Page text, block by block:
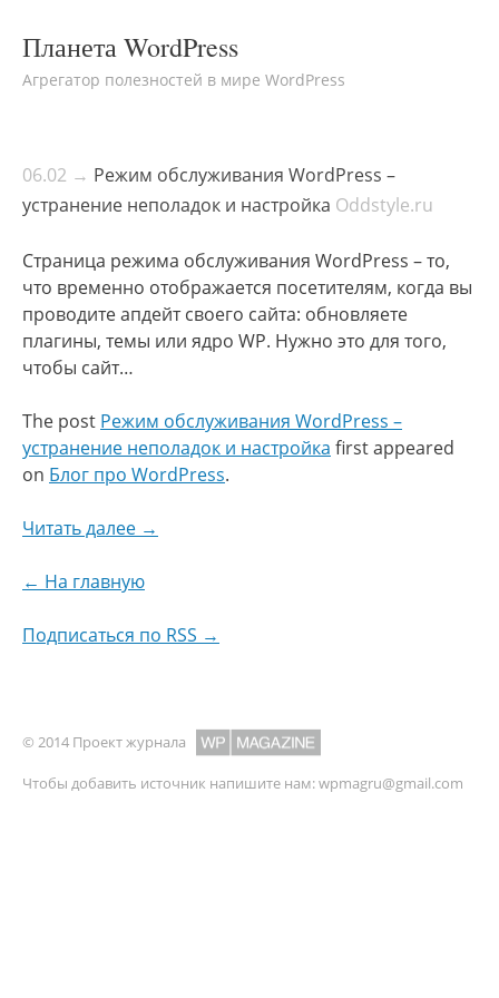
Планета WordPress
Агрегатор полезностей в мире WordPress
06.02 → Режим обслуживания WordPress –
устранение неполадок и настройка Oddstyle.ru
Страница режима обслуживания WordPress – то,
что временно отображается посетителям, когда вы
проводите апдейт своего сайта: обновляете
плагины, темы или ядро WP. Нужно это для того,
чтобы сайт…
The post Режим обслуживания WordPress –
устранение неполадок и настройка first appeared
on Блог про WordPress.
Читать далее →
← На главную
Подписаться по RSS →
© 2014 Проект журнала
Чтобы добавить источник напишите нам:wpmagru@gmail.com